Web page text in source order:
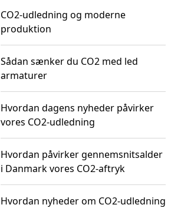
CO2-udledning og moderne
produktion
Sådan sænker du CO2 med led
armaturer
Hvordan dagens nyheder påvirker
vores CO2-udledning
Hvordan påvirker gennemsnitsalder
i Danmark vores CO2-aftryk
Hvordan nyheder om CO2-udledning